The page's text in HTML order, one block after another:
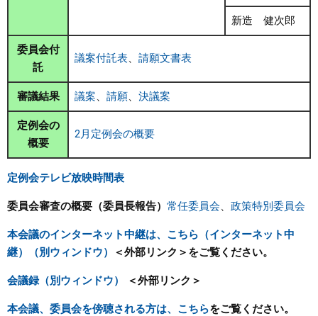
新造 健次郎
委員会付
託
議案付託表、 請願文書表
審議結果 議案、 請願、 決議案
定例会の
概要
2月定例会の概要
定例会テレビ放映時間表
委員会審査の概要（委員長報告） 常任委員会、 政策特別委員会
本会議のインターネット中継は、こちら（インターネット中
継）（別ウィンドウ）
＜外部リンク＞ をご覧ください。
会議録（別ウィンドウ） ＜外部リンク＞
本会議、委員会を傍聴される方は、こちらをご覧ください。